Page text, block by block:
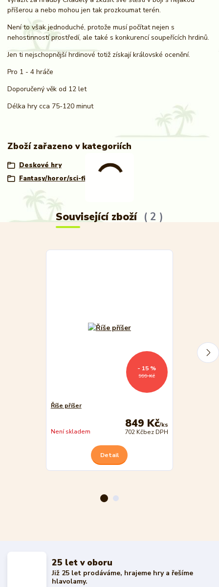
příšerou a nebo mohou jen tak prozkoumat terén.
Není to však jednoduché, protože musí počítat nejen s
nehostinností prostředí, ale také s konkurencí soupeřících hrdinů.
Jen ti nejschopnější hrdinové totiž získají královské ocenění.
Pro 1 - 4 hráče
Doporučený věk od 12 let
Délka hry cca 75-120 minut
Zboží zařazeno v kategoriích
Deskové hry
Fantasy/horor/sci-fi
Související zboží 2
999 Kč
- 15 %
Říše příšer
849 Kč/ks
702 Kčbez DPH
Není skladem
Detail
25 let v oboru
Již 25 let prodáváme, hrajeme hry a řešíme
hlavolamy.